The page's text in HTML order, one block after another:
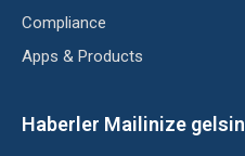
Compliance
Apps & Products
Haberler Mailinize gelsin